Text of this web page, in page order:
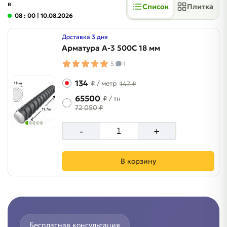
в
08 : 00 | 10.08.2026
Список Плитка
Доставка 3 дня
Арматура A-3 500C 18 мм
5 1
134 ₽ / метр 147 ₽
65500 ₽ / тн
72 050 ₽
- +
В корзину
Бесплатная консультация